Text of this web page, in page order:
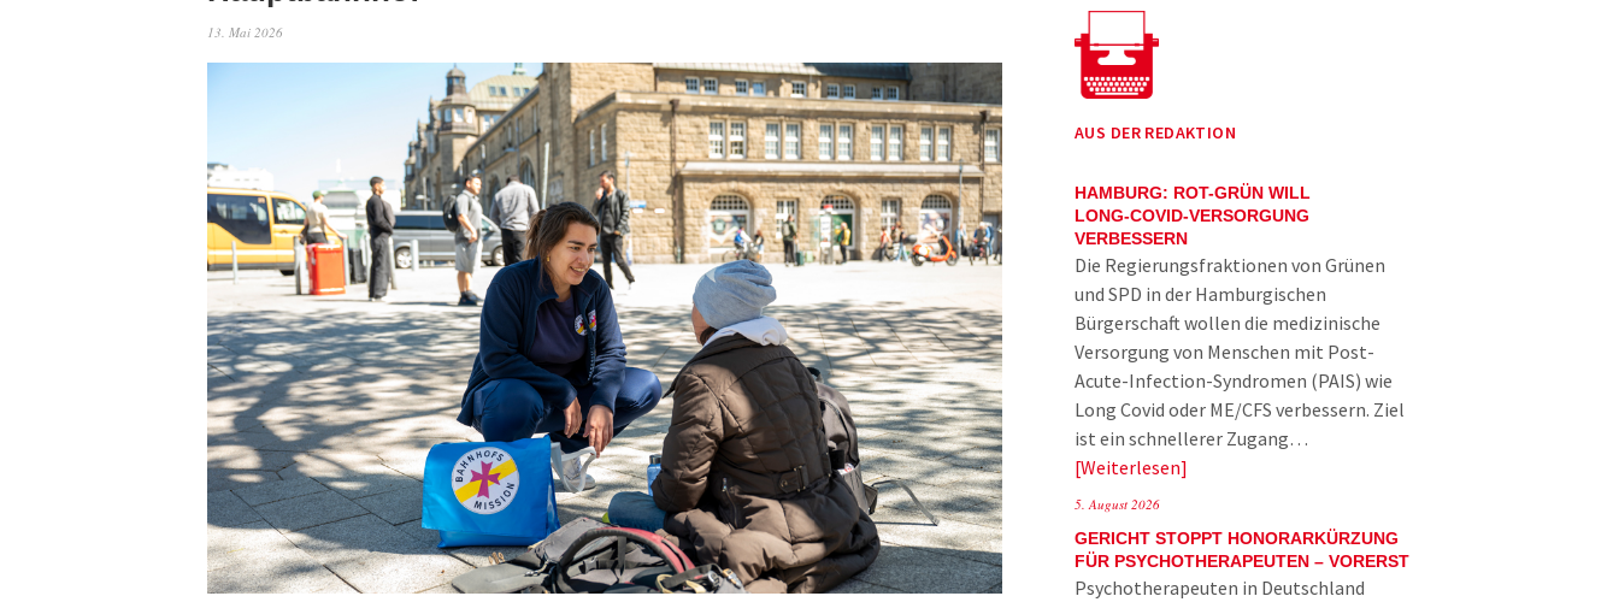
13. Mai 2026
AUS DER REDAKTION
HAMBURG: ROT-GRÜN WILL
LONG-COVID-VERSORGUNG
VERBESSERN
Die Regierungsfraktionen von Grünen
und SPD in der Hamburgischen
Bürgerschaft wollen die medizinische
Versorgung von Menschen mit Post-
Acute-Infection-Syndromen (PAIS) wie
Long Covid oder ME/CFS verbessern. Ziel
ist ein schnellerer Zugang…
Weiterlesen
5. August 2026
GERICHT STOPPT HONORARKÜRZUNG
FÜR PSYCHOTHERAPEUTEN – VORERST
Psychotherapeuten in Deutschland